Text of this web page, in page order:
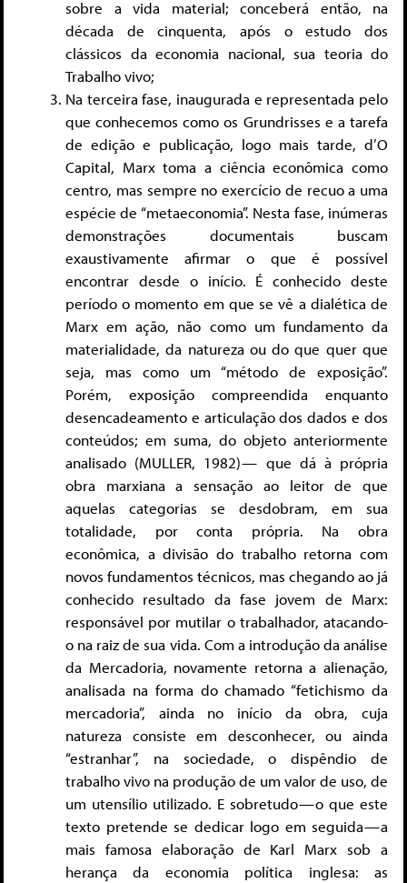
sobre a vida material; conceberá então, na
década de cinquenta, após o estudo dos
clássicos da economia nacional, sua teoria do
Trabalho vivo;
Na terceira fase, inaugurada e representada pelo
que conhecemos como os Grundrisses e a tarefa
de edição e publicação, logo mais tarde, d’O
Capital, Marx toma a ciência econômica como
centro, mas sempre no exercício de recuo a uma
espécie de “metaeconomia”. Nesta fase, inúmeras
demonstrações documentais buscam
exaustivamente afirmar o que é possível
encontrar desde o início. É conhecido deste
período o momento em que se vê a dialética de
Marx em ação, não como um fundamento da
materialidade, da natureza ou do que quer que
seja, mas como um “método de exposição”.
Porém, exposição compreendida enquanto
desencadeamento e articulação dos dados e dos
conteúdos; em suma, do objeto anteriormente
analisado (MULLER, 1982) — que dá à própria
obra marxiana a sensação ao leitor de que
aquelas categorias se desdobram, em sua
totalidade, por conta própria. Na obra
econômica, a divisão do trabalho retorna com
novos fundamentos técnicos, mas chegando ao já
conhecido resultado da fase jovem de Marx:
responsável por mutilar o trabalhador, atacando-
o na raiz de sua vida. Com a introdução da análise
da Mercadoria, novamente retorna a alienação,
analisada na forma do chamado “fetichismo da
mercadoria”, ainda no início da obra, cuja
natureza consiste em desconhecer, ou ainda
“estranhar”, na sociedade, o dispêndio de
trabalho vivo na produção de um valor de uso, de
um utensílio utilizado. E sobretudo — o que este
texto pretende se dedicar logo em seguida — a
mais famosa elaboração de Karl Marx sob a
herança da economia política inglesa: as